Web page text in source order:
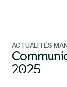
ACTUALITÉS
2025